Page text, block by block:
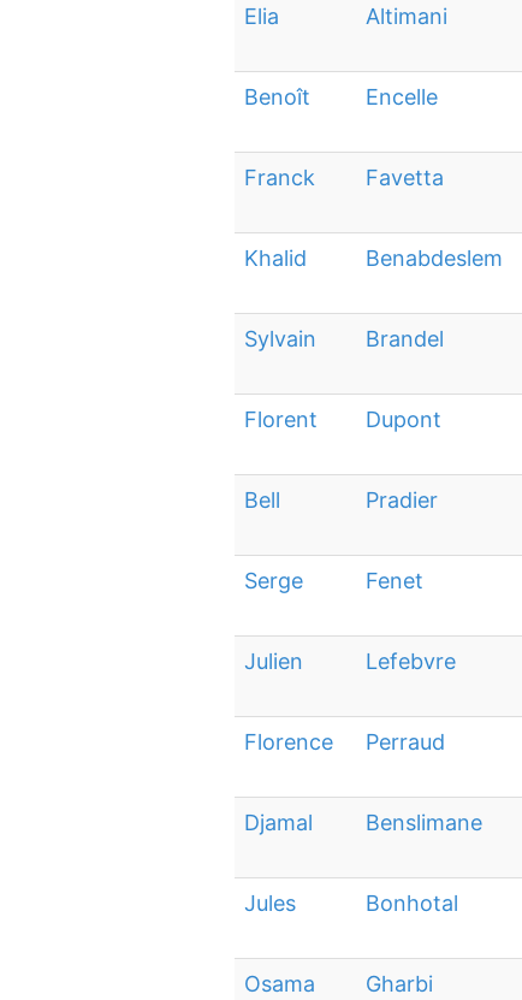
Elia Altimani
Benoît
Encelle
Franck Favetta
Khalid Benabdeslem
Sylvain Brandel
Florent Dupont
Bell Pradier
Serge Fenet
Julien Lefebvre
Florence Perraud
Djamal Benslimane
Jules Bonhotal
Osama Gharbi